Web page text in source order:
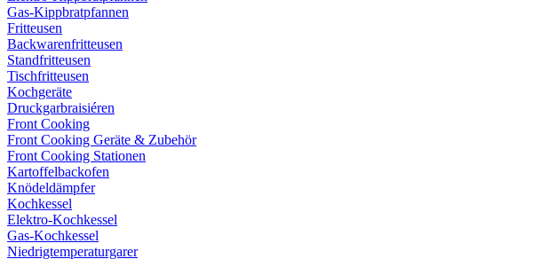
Gas-Kippbratpfannen
Fritteusen
Backwarenfritteusen
Standfritteusen
Tischfritteusen
Kochgeräte
Druckgarbraisiéren
Front Cooking
Front Cooking Geräte & Zubehör
Front Cooking Stationen
Kartoffelbackofen
Knödeldämpfer
Kochkessel
Elektro-Kochkessel
Gas-Kochkessel
Niedrigtemperaturgarer